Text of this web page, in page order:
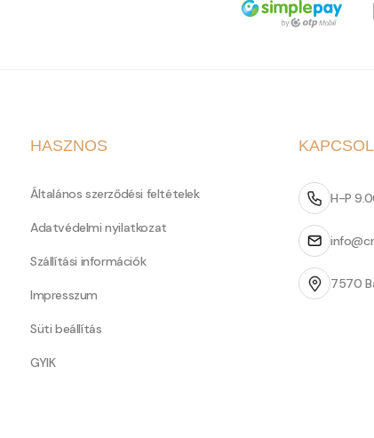
HASZNOS
Általános szerződési feltételek
Adatvédelmi nyilatkozat
Szállítási információk
Impresszum
Süti beállítás
GYIK
H-P
7570